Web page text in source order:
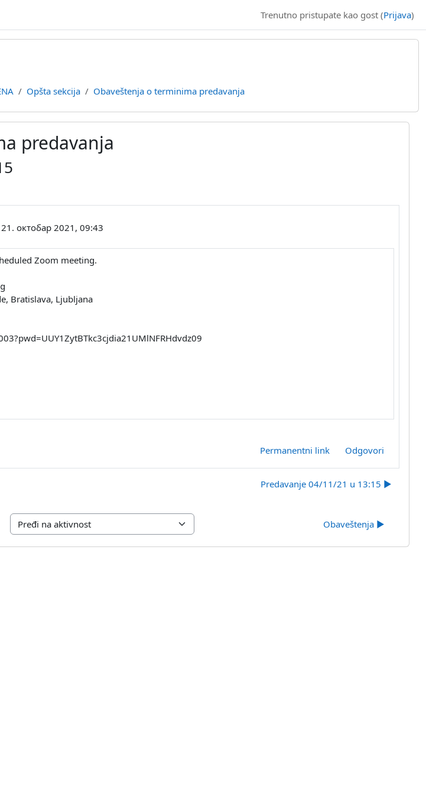
Trenutno pristupate kao gost (Prijava)
Opšta sekcija Obaveštenja o terminima predavanja
predavanja
21. октобар 2021, 09:43
Zoom meeting.
Bratislava, Ljubljana
Permanentni link Odgovori
Predavanje 04/11/21 u 13:15 ▶︎
Pređi na aktivnost Obaveštenja ▶︎